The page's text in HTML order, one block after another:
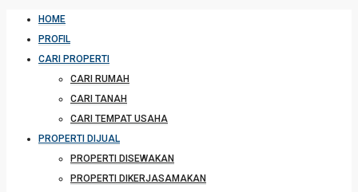
HOME
PROFIL
CARI PROPERTI
CARI RUMAH
CARI TANAH
CARI TEMPAT USAHA
PROPERTI DIJUAL
PROPERTI DISEWAKAN
PROPERTI DIKERJASAMAKAN